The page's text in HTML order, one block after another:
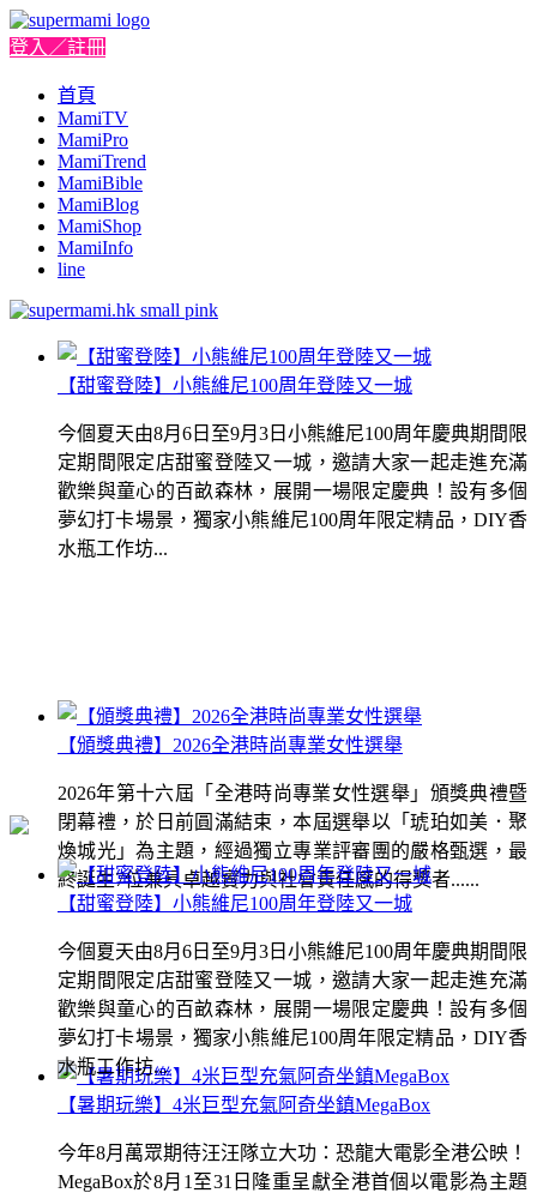
登入／註冊
首頁
MamiTV
MamiPro
MamiTrend
MamiBible
MamiBlog
MamiShop
MamiInfo
line
【甜蜜登陸】小熊維尼100周年登陸又一城
今個夏天由8月6日至9月3日小熊維尼100周年慶典期間限
定期間限定店甜蜜登陸又一城，邀請大家一起走進充滿
歡樂與童心的百畝森林，展開一場限定慶典！設有多個
夢幻打卡場景，獨家小熊維尼100周年限定精品，DIY香
水瓶工作坊...
【頒獎典禮】2026全港時尚專業女性選舉
2026年第十六屆「全港時尚專業女性選舉」頒獎典禮暨
閉幕禮，於日前圓滿結束，本屆選舉以「琥珀如美．聚
煥城光」為主題，經過獨立專業評審團的嚴格甄選，最
終誕生7位兼具卓越實力與社會責任感的得獎者......
【暑期玩樂】4米巨型充氣阿奇坐鎮MegaBox
今年8月萬眾期待汪汪隊立大功：恐龍大電影全港公映！
MegaBox於8月1至31日隆重呈獻全港首個以電影為主題
【甜蜜登陸】小熊維尼100周年登陸又一城
今個夏天由8月6日至9月3日小熊維尼100周年慶典期間限
定期間限定店甜蜜登陸又一城，邀請大家一起走進充滿
歡樂與童心的百畝森林，展開一場限定慶典！設有多個
夢幻打卡場景，獨家小熊維尼100周年限定精品，DIY香
水瓶工作坊...